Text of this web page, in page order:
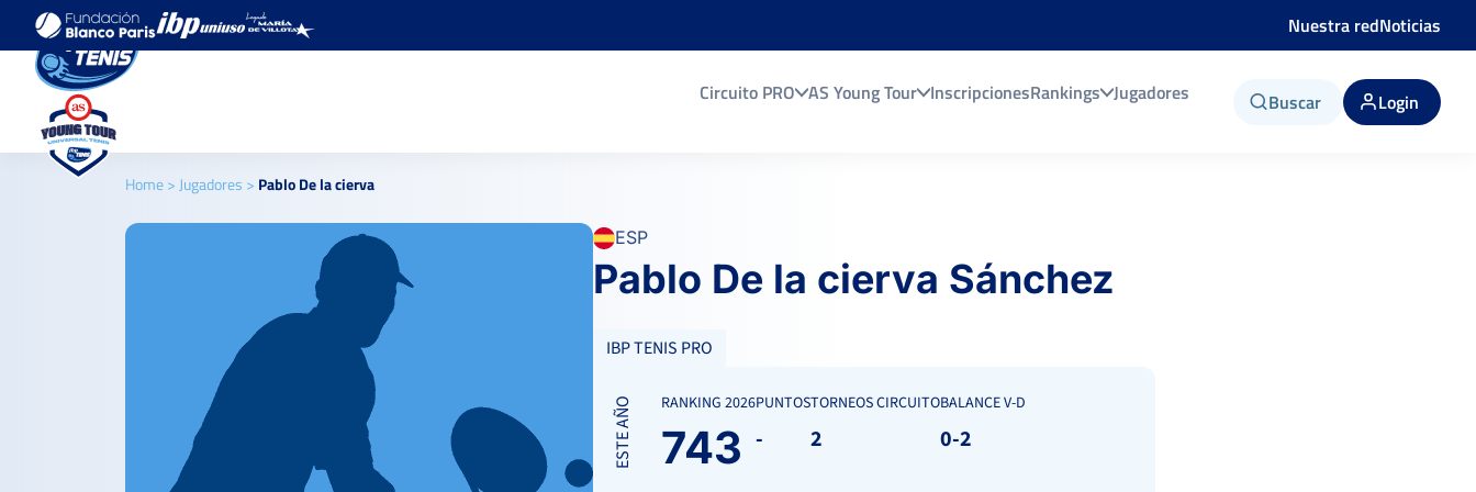
Nuestra redNoticias
Circuito PRO AS Young Tour InscripcionesRankings Jugadores Buscar Login
Home> Jugadores > Pablo De la cierva
ESP
Pablo De la cierva Sánchez
IBP TENIS PRO
ESTE AÑO RANKING 2026
743
PUNTOS
-
TORNEOS CIRCUITO
2
BALANCE V-D
0-2